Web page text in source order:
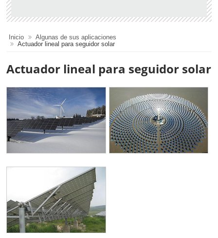
Inicio
Algunas de sus aplicaciones
Actuador lineal para seguidor solar
Actuador lineal para seguidor solar